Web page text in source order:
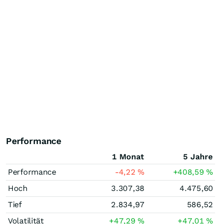
Performance
1 Monat
5 Jahre
Performance
-4,22% +408,59%
Hoch
3.307,38
4.475,60
Tief
2.834,97
586,52
Volatilität
+47,29% +47,01%